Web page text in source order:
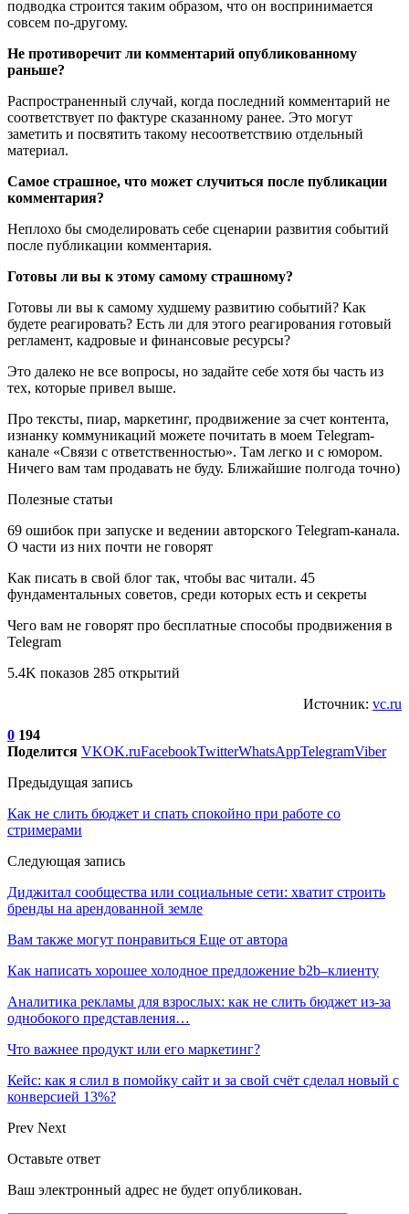
подводка строится таким образом, что он воспринимается
совсем по-другому.
Не противоречит ли комментарий опубликованному
раньше?
Распространенный случай, когда последний комментарий не
соответствует по фактуре сказанному ранее. Это могут
заметить и посвятить такому несоответствию отдельный
материал.
Самое страшное, что может случиться после публикации
комментария?
Неплохо бы смоделировать себе сценарии развития событий
после публикации комментария.
Готовы ли вы к этому самому страшному?
Готовы ли вы к самому худшему развитию событий? Как
будете реагировать? Есть ли для этого реагирования готовый
регламент, кадровые и финансовые ресурсы?
Это далеко не все вопросы, но задайте себе хотя бы часть из
тех, которые привел выше.
Про тексты, пиар, маркетинг, продвижение за счет контента,
изнанку коммуникаций можете почитать в моем Telegram-
канале «Связи с ответственностью». Там легко и с юмором.
Ничего вам там продавать не буду. Ближайшие полгода точно)
Полезные статьи
69 ошибок при запуске и ведении авторского Telegram-канала.
О части из них почти не говорят
Как писать в свой блог так, чтобы вас читали. 45
фундаментальных советов, среди которых есть и секреты
Чего вам не говорят про бесплатные способы продвижения в
Telegram
5.4K показов 285 открытий
Источник: vc.ru
0 194
Поделится VKOK.ruFacebookTwitterWhatsAppTelegramViber
Предыдущая запись
Как не слить бюджет и спать спокойно при работе со
стримерами
Следующая запись
Диджитал сообщества или социальные сети: хватит строить
бренды на арендованной земле
Вам также могут понравиться Еще от автора
Как написать хорошее холодное предложение b2b–клиенту
Аналитика рекламы для взрослых: как не слить бюджет из-за
однобокого представления…
Что важнее продукт или его маркетинг?
Кейс: как я слил в помойку сайт и за свой счёт сделал новый с
конверсией 13%?
Prev Next
Оставьте ответ
Ваш электронный адрес не будет опубликован.